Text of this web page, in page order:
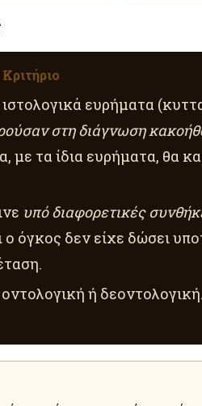
ευρήματα
στη διάγνωση
με τα ίδια ευρήματα, θα
υπό διαφορετικές
όγκος δεν είχε δώσει
οντολογική ή